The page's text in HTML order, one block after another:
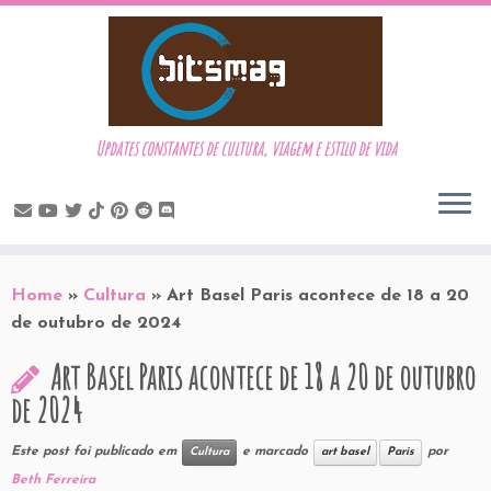
to
content
Updates constantes de cultura, viagem e estilo de vida
Home » Cultura » Art Basel Paris acontece de 18 a 20
de outubro de 2024
Art Basel Paris acontece de 18 a 20 de outubro
de 2024
Este post foi publicado em Cultura e marcado art basel Paris por
Beth Ferreira